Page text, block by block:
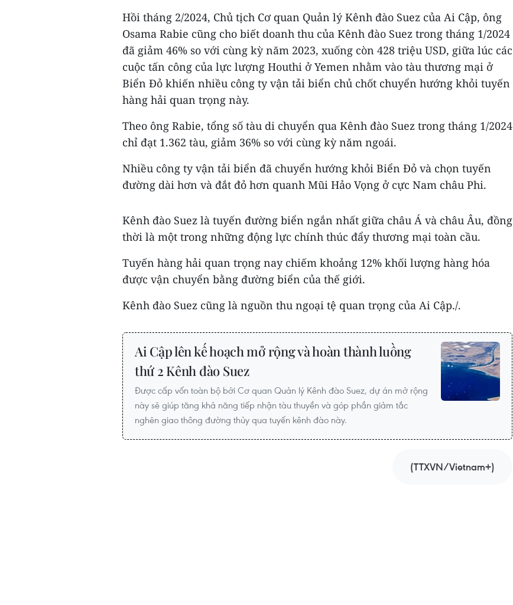
Hồi tháng 2/2024, Chủ tịch Cơ quan Quản lý Kênh đào Suez của Ai Cập, ông
Osama Rabie cũng cho biết doanh thu của Kênh đào Suez trong tháng 1/2024
đã giảm 46% so với cùng kỳ năm 2023, xuống còn 428 triệu USD, giữa lúc các
cuộc tấn công của lực lượng Houthi ở Yemen nhằm vào tàu thương mại ở
Biển Đỏ khiến nhiều công ty vận tải biển chủ chốt chuyển hướng khỏi tuyến
hàng hải quan trọng này.
Theo ông Rabie, tổng số tàu di chuyển qua Kênh đào Suez trong tháng 1/2024
chỉ đạt 1.362 tàu, giảm 36% so với cùng kỳ năm ngoái.
Nhiều công ty vận tải biển đã chuyển hướng khỏi Biển Đỏ và chọn tuyến
đường dài hơn và đắt đỏ hơn quanh Mũi Hảo Vọng ở cực Nam châu Phi.
Kênh đào Suez là tuyến đường biển ngắn nhất giữa châu Á và châu Âu, đồng
thời là một trong những động lực chính thúc đẩy thương mại toàn cầu.
Tuyến hàng hải quan trọng nay chiếm khoảng 12% khối lượng hàng hóa
được vận chuyển bằng đường biển của thế giới.
Kênh đào Suez cũng là nguồn thu ngoại tệ quan trọng của Ai Cập./.
Ai Cập lên kế hoạch mở rộng và hoàn thành luồng
thứ 2 Kênh đào Suez
Được cấp vốn toàn bộ bởi Cơ quan Quản lý Kênh đào Suez, dự án mở rộng
này sẽ giúp tăng khả năng tiếp nhận tàu thuyền và góp phần giảm tắc
nghẽn giao thông đường thủy qua tuyến kênh đào này.
(TTXVN/Vietnam+)